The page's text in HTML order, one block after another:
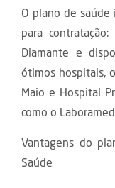
O plano de saúde
para
Diamante e
ótimos hospitais,
Maio e Hospital
como o
Vantagens do
Saúde